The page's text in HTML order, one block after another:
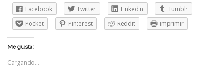
Facebook Twitter LinkedIn
Tumblr
Pocket
Pinterest Reddit Imprimir
Me gusta:
Cargando...